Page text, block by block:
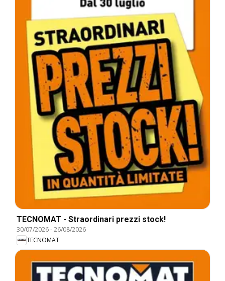
TECNOMAT - Straordinari prezzi stock!
30/07/2026-26/08/2026
TECNOMAT